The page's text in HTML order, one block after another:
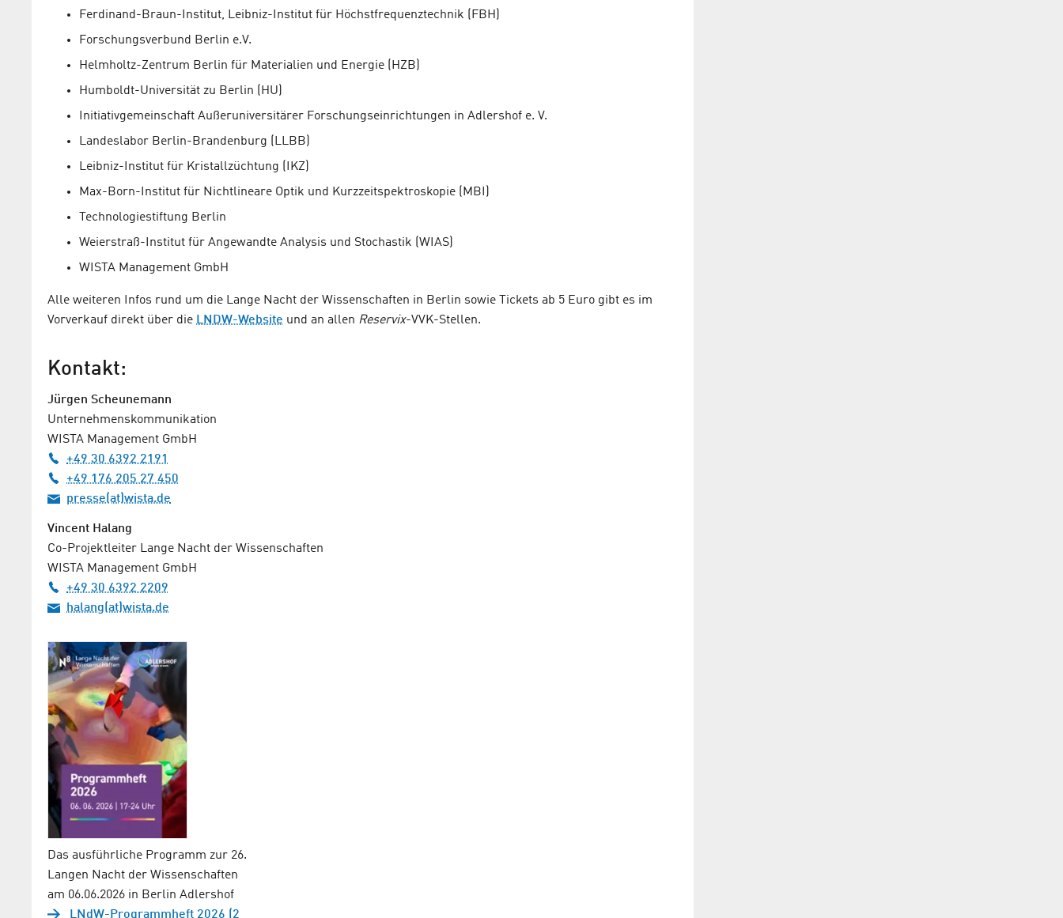
Ferdinand-Braun-Institut, Leibniz-Institut für Höchstfrequenztechnik (FBH)
Forschungsverbund Berlin e.V.
Helmholtz-Zentrum Berlin für Materialien und Energie (HZB)
Humboldt-Universität zu Berlin (HU)
Initiativgemeinschaft Außeruniversitärer Forschungseinrichtungen in Adlershof e. V.
Landeslabor Berlin-Brandenburg (LLBB)
Leibniz-Institut für Kristallzüchtung (IKZ)
Max-Born-Institut für Nichtlineare Optik und Kurzzeitspektroskopie (MBI)
Technologiestiftung Berlin
Weierstraß-Institut für Angewandte Analysis und Stochastik (WIAS)
WISTA Management GmbH
Alle weiteren Infos rund um die Lange Nacht der Wissenschaften in Berlin sowie Tickets ab 5 Euro gibt es im
Vorverkauf direkt über die LNDW-Website und an allen Reservix-VVK-Stellen.
Kontakt:
Jürgen Scheunemann
Unternehmenskommunikation
WISTA Management GmbH
+49 30 6392 2191
+49 176 205 27 450
presse(at)wista.de
Vincent Halang
Co-Projektleiter Lange Nacht der Wissenschaften
WISTA Management GmbH
+49 30 6392 2209
halang(at)wista.de
Das ausführliche Programm zur 26.
Langen Nacht der Wissenschaften
am 06.06.2026 in Berlin Adlershof
LNdW-Programmheft 2026 (2